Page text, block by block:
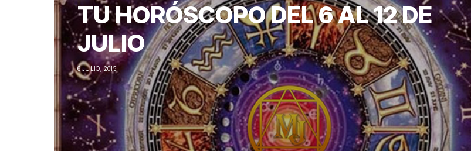
TU HORÓSCOPO DEL 6 AL 12 DE
JULIO
6 JULIO, 2015